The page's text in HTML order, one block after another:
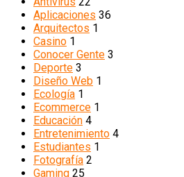
Aplicaciones 36
Arquitectos 1
Casino 1
Conocer Gente 3
Deporte 3
Diseño Web 1
Ecología 1
Ecommerce 1
Educación 4
Entretenimiento 4
Estudiantes 1
Fotografía 2
Gaming 25